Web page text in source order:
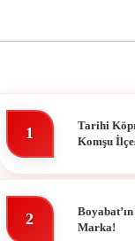
1
Tarihi
Komşu
2
Marka!